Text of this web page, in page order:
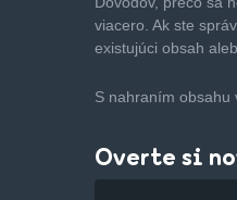
viacero. Ak ste
existujúci obsah
S nahraním obsahu
Overte si